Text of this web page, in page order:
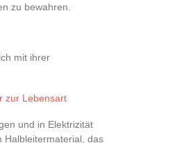
zu bewahren.
mit ihrer
zur Lebensart
und in Elektrizität
Halbleitermaterial, das